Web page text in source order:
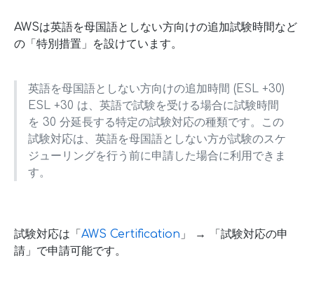
AWSは英語を母国語としない方向けの追加試験時間など
の「特別措置」を設けています。
英語を母国語としない方向けの追加時間 (ESL +30)
ESL +30 は、英語で試験を受ける場合に試験時間
を 30 分延長する特定の試験対応の種類です。この
試験対応は、英語を母国語としない方が試験のスケ
ジューリングを行う前に申請した場合に利用できま
す。
試験対応は「 AWS Certification 」 → 「試験対応の申
請」で申請可能です。